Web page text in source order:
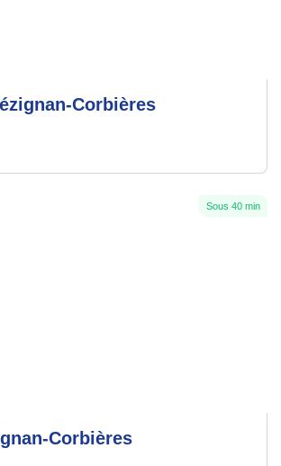
Corbières
Sous 40 min
Corbières